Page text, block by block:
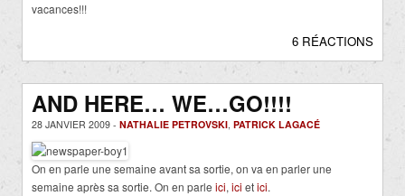
vacances!!!
6 RÉACTIONS
AND HERE… WE…GO!!!!
28 JANVIER 2009 - NATHALIE PETROVSKI, PATRICK LAGACÉ
On en parle une semaine avant sa sortie, on va en parler une
semaine après sa sortie. On en parle ici, ici etici.